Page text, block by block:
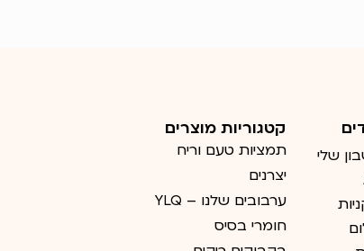
שלי
קטגוריות מוצרים
תמציות טעם וריח
יצרנים
ערבובים שלנו – YLQ
חומרי בסיס